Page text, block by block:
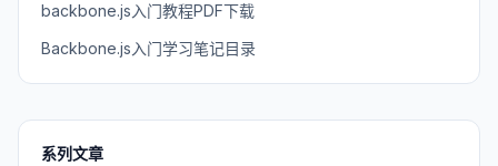
backbone.js入门教程PDF下载
Backbone.js入门学习笔记目录
系列文章